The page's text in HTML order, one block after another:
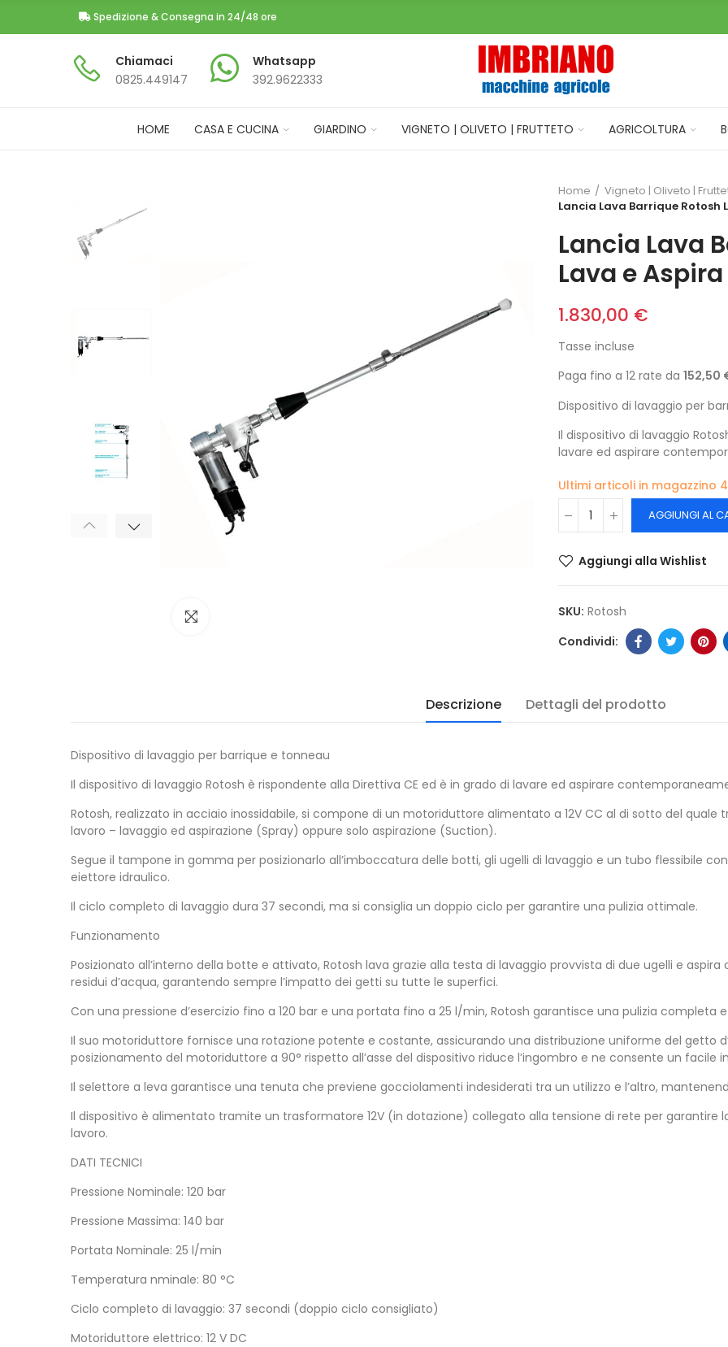
Spedizione & Consegna in 24/48 ore
Chiamaci
0825.449147​
Whatsapp
392.9622333
HOME CASA E CUCINA GIARDINO VIGNETO | OLIVETO | FRUTTETO AGRICOLTURA
Home
Vigneto | Oliveto |
Lancia Lava Barrique Rotosh
Lancia Lava
Lava e Aspira
1.830,00 €
Tasse incluse
Paga fino a 12 rate da 152,50
Dispositivo di lavaggio per
Il dispositivo di lavaggio
lavare ed aspirare
Ultimi articoli in magazzino
AGGIUNGI AL
Aggiungi alla Wishlist
SKU: Rotosh
Descrizione Dettagli del prodotto
Dispositivo di lavaggio per barrique e tonneau
Il dispositivo di lavaggio Rotosh è rispondente alla Direttiva CE ed è in grado di lavare ed aspirare
Rotosh, realizzato in acciaio inossidabile, si compone di un motoriduttore alimentato a 12V CC al di sotto del
lavoro – lavaggio ed aspirazione (Spray) oppure solo aspirazione (Suction).
Segue il tampone in gomma per posizionarlo all’imboccatura delle botti, gli ugelli di lavaggio e un tubo flessibile
eiettore idraulico.
Il ciclo completo di lavaggio dura 37 secondi, ma si consiglia un doppio ciclo per garantire una pulizia ottimale.
Funzionamento
Posizionato all’interno della botte e attivato, Rotosh lava grazie alla testa di lavaggio provvista di due ugelli e
residui d’acqua, garantendo sempre l’impatto dei getti su tutte le superfici.
Con una pressione d’esercizio fino a 120 bar e una portata fino a 25 l/min, Rotosh garantisce una pulizia completa
Il suo motoriduttore fornisce una rotazione potente e costante, assicurando una distribuzione uniforme del getto
posizionamento del motoriduttore a 90° rispetto all’asse del dispositivo riduce l’ingombro e ne consente un facile
Il selettore a leva garantisce una tenuta che previene gocciolamenti indesiderati tra un utilizzo e l’altro,
Il dispositivo è alimentato tramite un trasformatore 12V (in dotazione) collegato alla tensione di rete per garantire
lavoro.
DATI TECNICI
Pressione Nominale: 120 bar
Pressione Massima: 140 bar
Portata Nominale: 25 l/min
Temperatura nminale: 80 °C
Ciclo completo di lavaggio: 37 secondi (doppio ciclo consigliato)
Motoriduttore elettrico: 12 V DC